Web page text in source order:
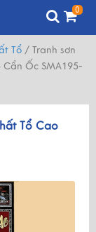
0
Tổ / Tranh sơn
Ốc SMA195-
Tổ Cao